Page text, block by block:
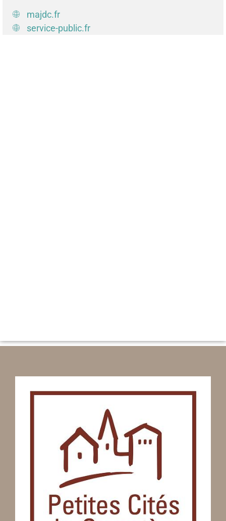
majdc.fr
service-public.fr